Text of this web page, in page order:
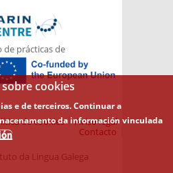
de prácticas de
Aviso legal
de cookies
Contacto
da Lingua Galega
cookies
e de terceiros. Continuar a
da información vinculada